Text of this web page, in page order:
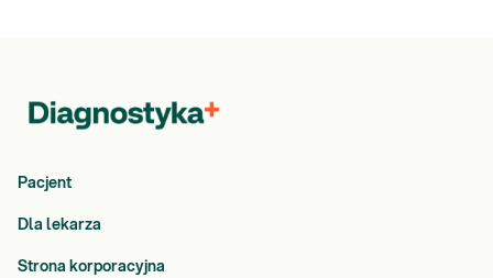
Pacjent
Dla lekarza
Strona korporacyjna